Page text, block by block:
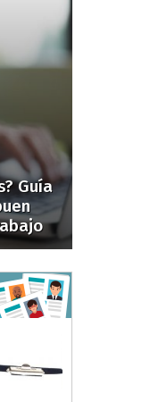
Guía